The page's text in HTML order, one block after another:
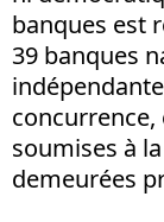
banques est
39 banques
concurrence,
soumises à
demeurées